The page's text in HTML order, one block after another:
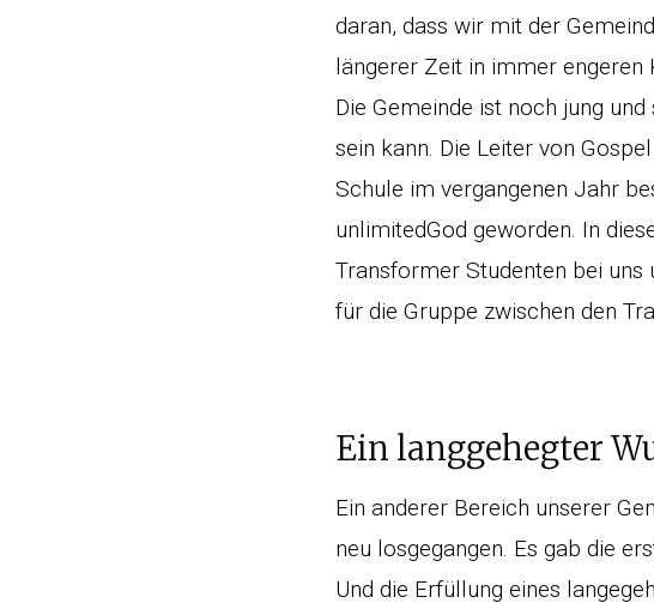
daran, dass wir mit der
längerer Zeit in immer engeren
Die Gemeinde ist noch jung
sein kann. Die Leiter von
Schule im vergangenen Jahr
unlimitedGod geworden. In
Transformer Studenten bei
für die Gruppe zwischen den
Ein langgehegter
Ein anderer Bereich unserer
neu losgegangen. Es gab die
Und die Erfüllung eines